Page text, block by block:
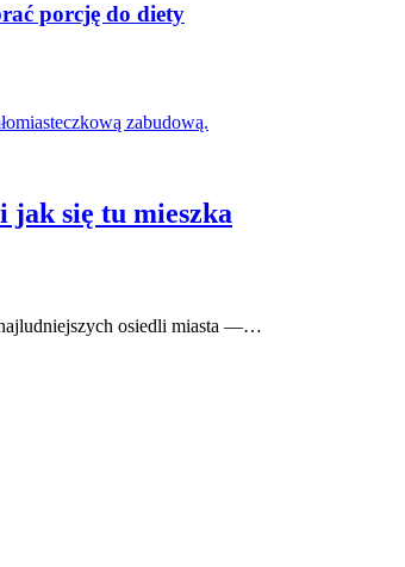
porcję do diety
jak się tu mieszka
najludniejszych osiedli miasta —…